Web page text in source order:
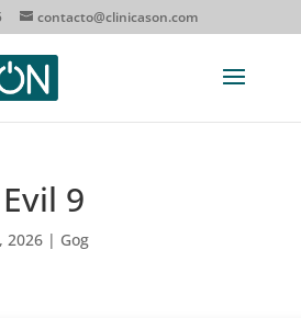
contacto@clinicason.com
9
2026| Gog